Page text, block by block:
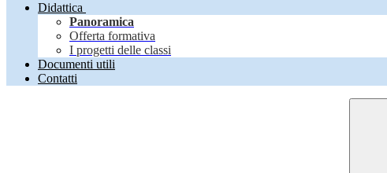
Didattica
Panoramica
Offerta formativa
I progetti delle classi
Documenti utili
Contatti